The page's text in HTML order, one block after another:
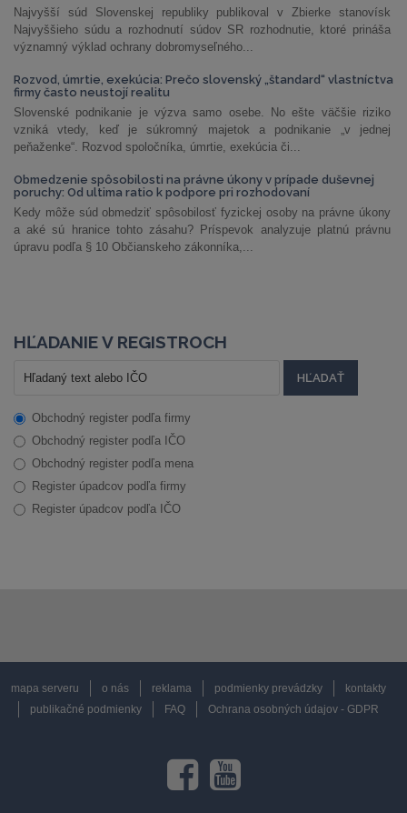
Najvyšší súd Slovenskej republiky publikoval v Zbierke stanovísk
Najvyššieho súdu a rozhodnutí súdov SR rozhodnutie, ktoré prináša
významný výklad ochrany dobromyseľného...
Rozvod, úmrtie, exekúcia: Prečo slovenský „štandard“ vlastníctva
firmy často neustojí realitu
Slovenské podnikanie je výzva samo osebe. No ešte väčšie riziko
vzniká vtedy, keď je súkromný majetok a podnikanie „v jednej
peňaženke“. Rozvod spoločníka, úmrtie, exekúcia či...
Obmedzenie spôsobilosti na právne úkony v prípade duševnej
poruchy: Od ultima ratio k podpore pri rozhodovaní
Kedy môže súd obmedziť spôsobilosť fyzickej osoby na právne úkony
a aké sú hranice tohto zásahu? Príspevok analyzuje platnú právnu
úpravu podľa § 10 Občianskeho zákonníka,...
HĽADANIE V REGISTROCH
Obchodný register podľa firmy
Obchodný register podľa IČO
Obchodný register podľa mena
Register úpadcov podľa firmy
Register úpadcov podľa IČO
mapa serveru o nás reklama podmienky prevádzky
kontakty
publikačné podmienky
FAQ Ochrana osobných údajov - GDPR